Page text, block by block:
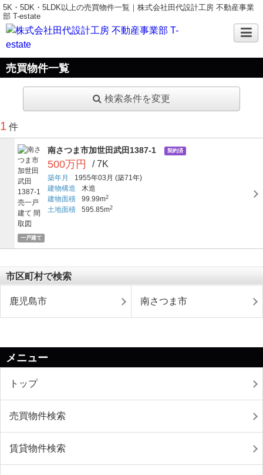
5K・5DK・5LDK以上の売買物件一覧｜株式会社田代設計工房 不動産事業
部 T-estate
売買物件一覧
検索条件を変更
1 件
一戸建て
南さつま市加世田武田1387-1 契約済
500万円 / 7K
築年月 1955年03月 (築71年)
建物構造
木造
建物面積
99.99m2
土地面積 595.85m2
市区町村で検索
鹿児島市 南さつま市
メニュー
トップ
売買物件検索
賃貸物件検索